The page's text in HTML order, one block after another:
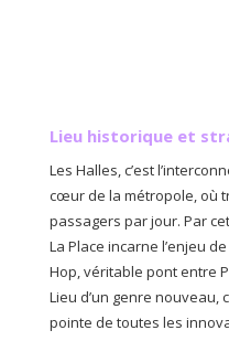
Lieu historique et
Les Halles, c’est
cœur de la métropole, où
passagers par jour. Par
La Place incarne l’enjeu
Hop, véritable pont entre
Lieu d’un genre nouveau,
pointe de toutes les